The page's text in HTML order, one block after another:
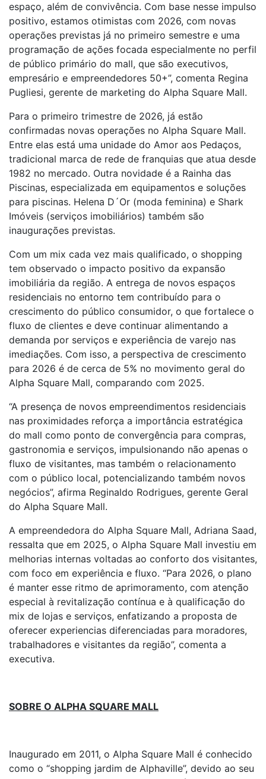
espaço, além de convivência. Com base nesse impulso
positivo, estamos otimistas com 2026, com novas
operações previstas já no primeiro semestre e uma
programação de ações focada especialmente no perfil
de público primário do mall, que são executivos,
empresário e empreendedores 50+”, comenta Regina
Pugliesi, gerente de marketing do Alpha Square Mall.
Para o primeiro trimestre de 2026, já estão
confirmadas novas operações no Alpha Square Mall.
Entre elas está uma unidade do Amor aos Pedaços,
tradicional marca de rede de franquias que atua desde
1982 no mercado. Outra novidade é a Rainha das
Piscinas, especializada em equipamentos e soluções
para piscinas. Helena D´Or (moda feminina) e Shark
Imóveis (serviços imobiliários) também são
inaugurações previstas.
Com um mix cada vez mais qualificado, o shopping
tem observado o impacto positivo da expansão
imobiliária da região. A entrega de novos espaços
residenciais no entorno tem contribuído para o
crescimento do público consumidor, o que fortalece o
fluxo de clientes e deve continuar alimentando a
demanda por serviços e experiência de varejo nas
imediações. Com isso, a perspectiva de crescimento
para 2026 é de cerca de 5% no movimento geral do
Alpha Square Mall, comparando com 2025.
“A presença de novos empreendimentos residenciais
nas proximidades reforça a importância estratégica
do mall como ponto de convergência para compras,
gastronomia e serviços, impulsionando não apenas o
fluxo de visitantes, mas também o relacionamento
com o público local, potencializando também novos
negócios”, afirma Reginaldo Rodrigues, gerente Geral
do Alpha Square Mall.
A empreendedora do Alpha Square Mall, Adriana Saad,
ressalta que em 2025, o Alpha Square Mall investiu em
melhorias internas voltadas ao conforto dos visitantes,
com foco em experiência e fluxo. “Para 2026, o plano
é manter esse ritmo de aprimoramento, com atenção
especial à revitalização contínua e à qualificação do
mix de lojas e serviços, enfatizando a proposta de
oferecer experiencias diferenciadas para moradores,
trabalhadores e visitantes da região”, comenta a
executiva.
SOBRE O ALPHA SQUARE MALL
Inaugurado em 2011, o Alpha Square Mall é conhecido
como o “shopping jardim de Alphaville”, devido ao seu